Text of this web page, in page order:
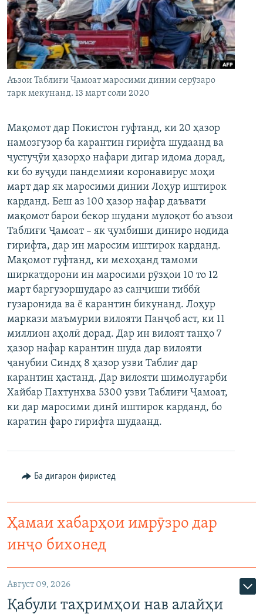
ГУЗОРИШҲОИ РАДИОӢ
Русский
ПАЙГИРӢ КУНЕД
Ҳамаи сомонаҳои RFE/RL
Аъзои Таблиғи Ҷамоат маросими динии серӯзаро
тарк мекунанд. 13 март соли 2020
Мақомот дар Покистон гуфтанд, ки 20 ҳазор
намозгузор ба карантин гирифта шудаанд ва
ҷустуҷӯи ҳазорҳо нафари дигар идома дорад,
ки бо вуҷуди пандемияи коронавирус моҳи
март дар як маросими динии Лоҳур иштирок
карданд. Беш аз 100 ҳазор нафар даъвати
мақомот барои бекор шудани мулоқот бо аъзои
Таблиғи Ҷамоат – як ҷумбиши диниро нодида
гирифта, дар ин маросим иштирок карданд.
Мақомот гуфтанд, ки мехоҳанд тамоми
ширкатдорони ин маросими рӯзҳои 10 то 12
март баргузоршударо аз санҷиши тиббӣ
гузаронида ва ё карантин бикунанд. Лоҳур
маркази маъмурии вилояти Панҷоб аст, ки 11
миллион аҳолӣ дорад. Дар ин вилоят танҳо 7
ҳазор нафар карантин шуда дар вилояти
ҷанубии Синдҳ 8 ҳазор узви Таблиғ дар
карантин ҳастанд. Дар вилояти шимолуғарби
Хайбар Пахтунхва 5300 узви Таблиғи Ҷамоат,
ки дар маросими динӣ иштирок карданд, бо
каратин фаро гирифта шудаанд.
Ба дигарон фиристед
Ҳамаи хабарҳои имрӯзро дар
инҷо бихонед
Август 09, 2026
Қабули таҳримҳои нав алайҳи